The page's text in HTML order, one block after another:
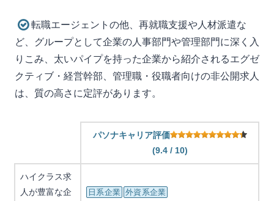
転職エージェントの他、再就職支援や人材派遣な
ど、グループとして企業の人事部門や管理部門に深く入
りこみ、太いパイプを持った企業から紹介されるエグゼ
クティブ・経営幹部、管理職・役職者向けの非公開求人
は、質の高さに定評があります。
パソナキャリア評価
(9.4 / 10)
ハイクラス求
人が豊富な企
日系企業 外資系企業